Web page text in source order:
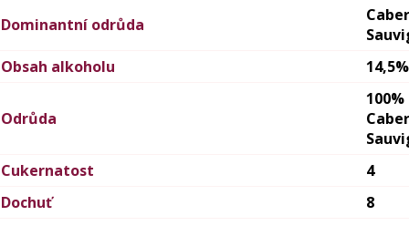
Dominantní odrůda
Obsah alkoholu
14,5%
Odrůda
100%
Cukernatost
4
Dochuť
8